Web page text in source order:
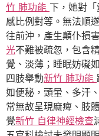
竹 肺功能 下，她對「
感比例對等。無法順
往前沖，產生顛仆損
光不難被疏忽，包含
覺、淡薄；睡眠妨礙
四肢舉動新竹 肺功能
如便秘，頭暈、多汗
常無故呈現麻痺、肢
覺新竹 自律神經檢查